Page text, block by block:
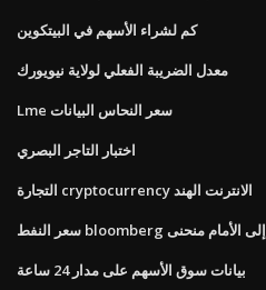
كم لشراء الأسهم في البيتكوين
معدل الضريبة الفعلي لولاية نيويورك
Lme سعر النحاس البيانات
اختبار التاجر البصري
التجارة cryptocurrency الانترنت الهند
سعر النفط bloomberg إلى الأمام منحنى
بيانات سوق الأسهم على مدار 24 ساعة